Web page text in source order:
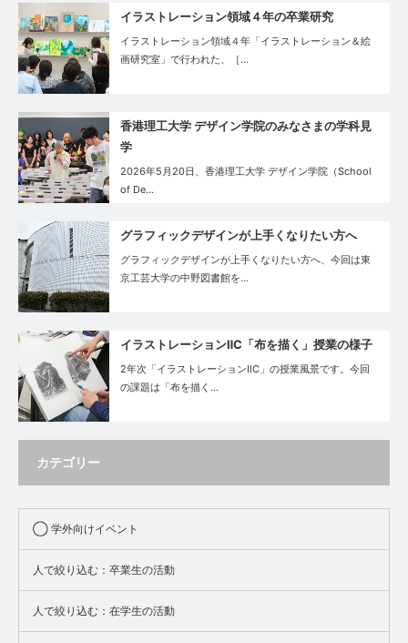
イラストレーション領域４年の卒業研究
イラストレーション領域４年「イラストレーション＆絵
画研究室」で行われた、［…
香港理工大学 デザイン学院のみなさまの学科見
学
2026年5月20日、香港理工大学 デザイン学院（School
of De…
グラフィックデザインが上手くなりたい方へ
グラフィックデザインが上手くなりたい方へ、今回は東
京工芸大学の中野図書館を…
イラストレーションⅡC「布を描く」授業の様子
2年次「イラストレーションⅡC」の授業風景です。今回
の課題は「布を描く…
カテゴリー
◯ 学外向けイベント
人で絞り込む：卒業生の活動
人で絞り込む：在学生の活動